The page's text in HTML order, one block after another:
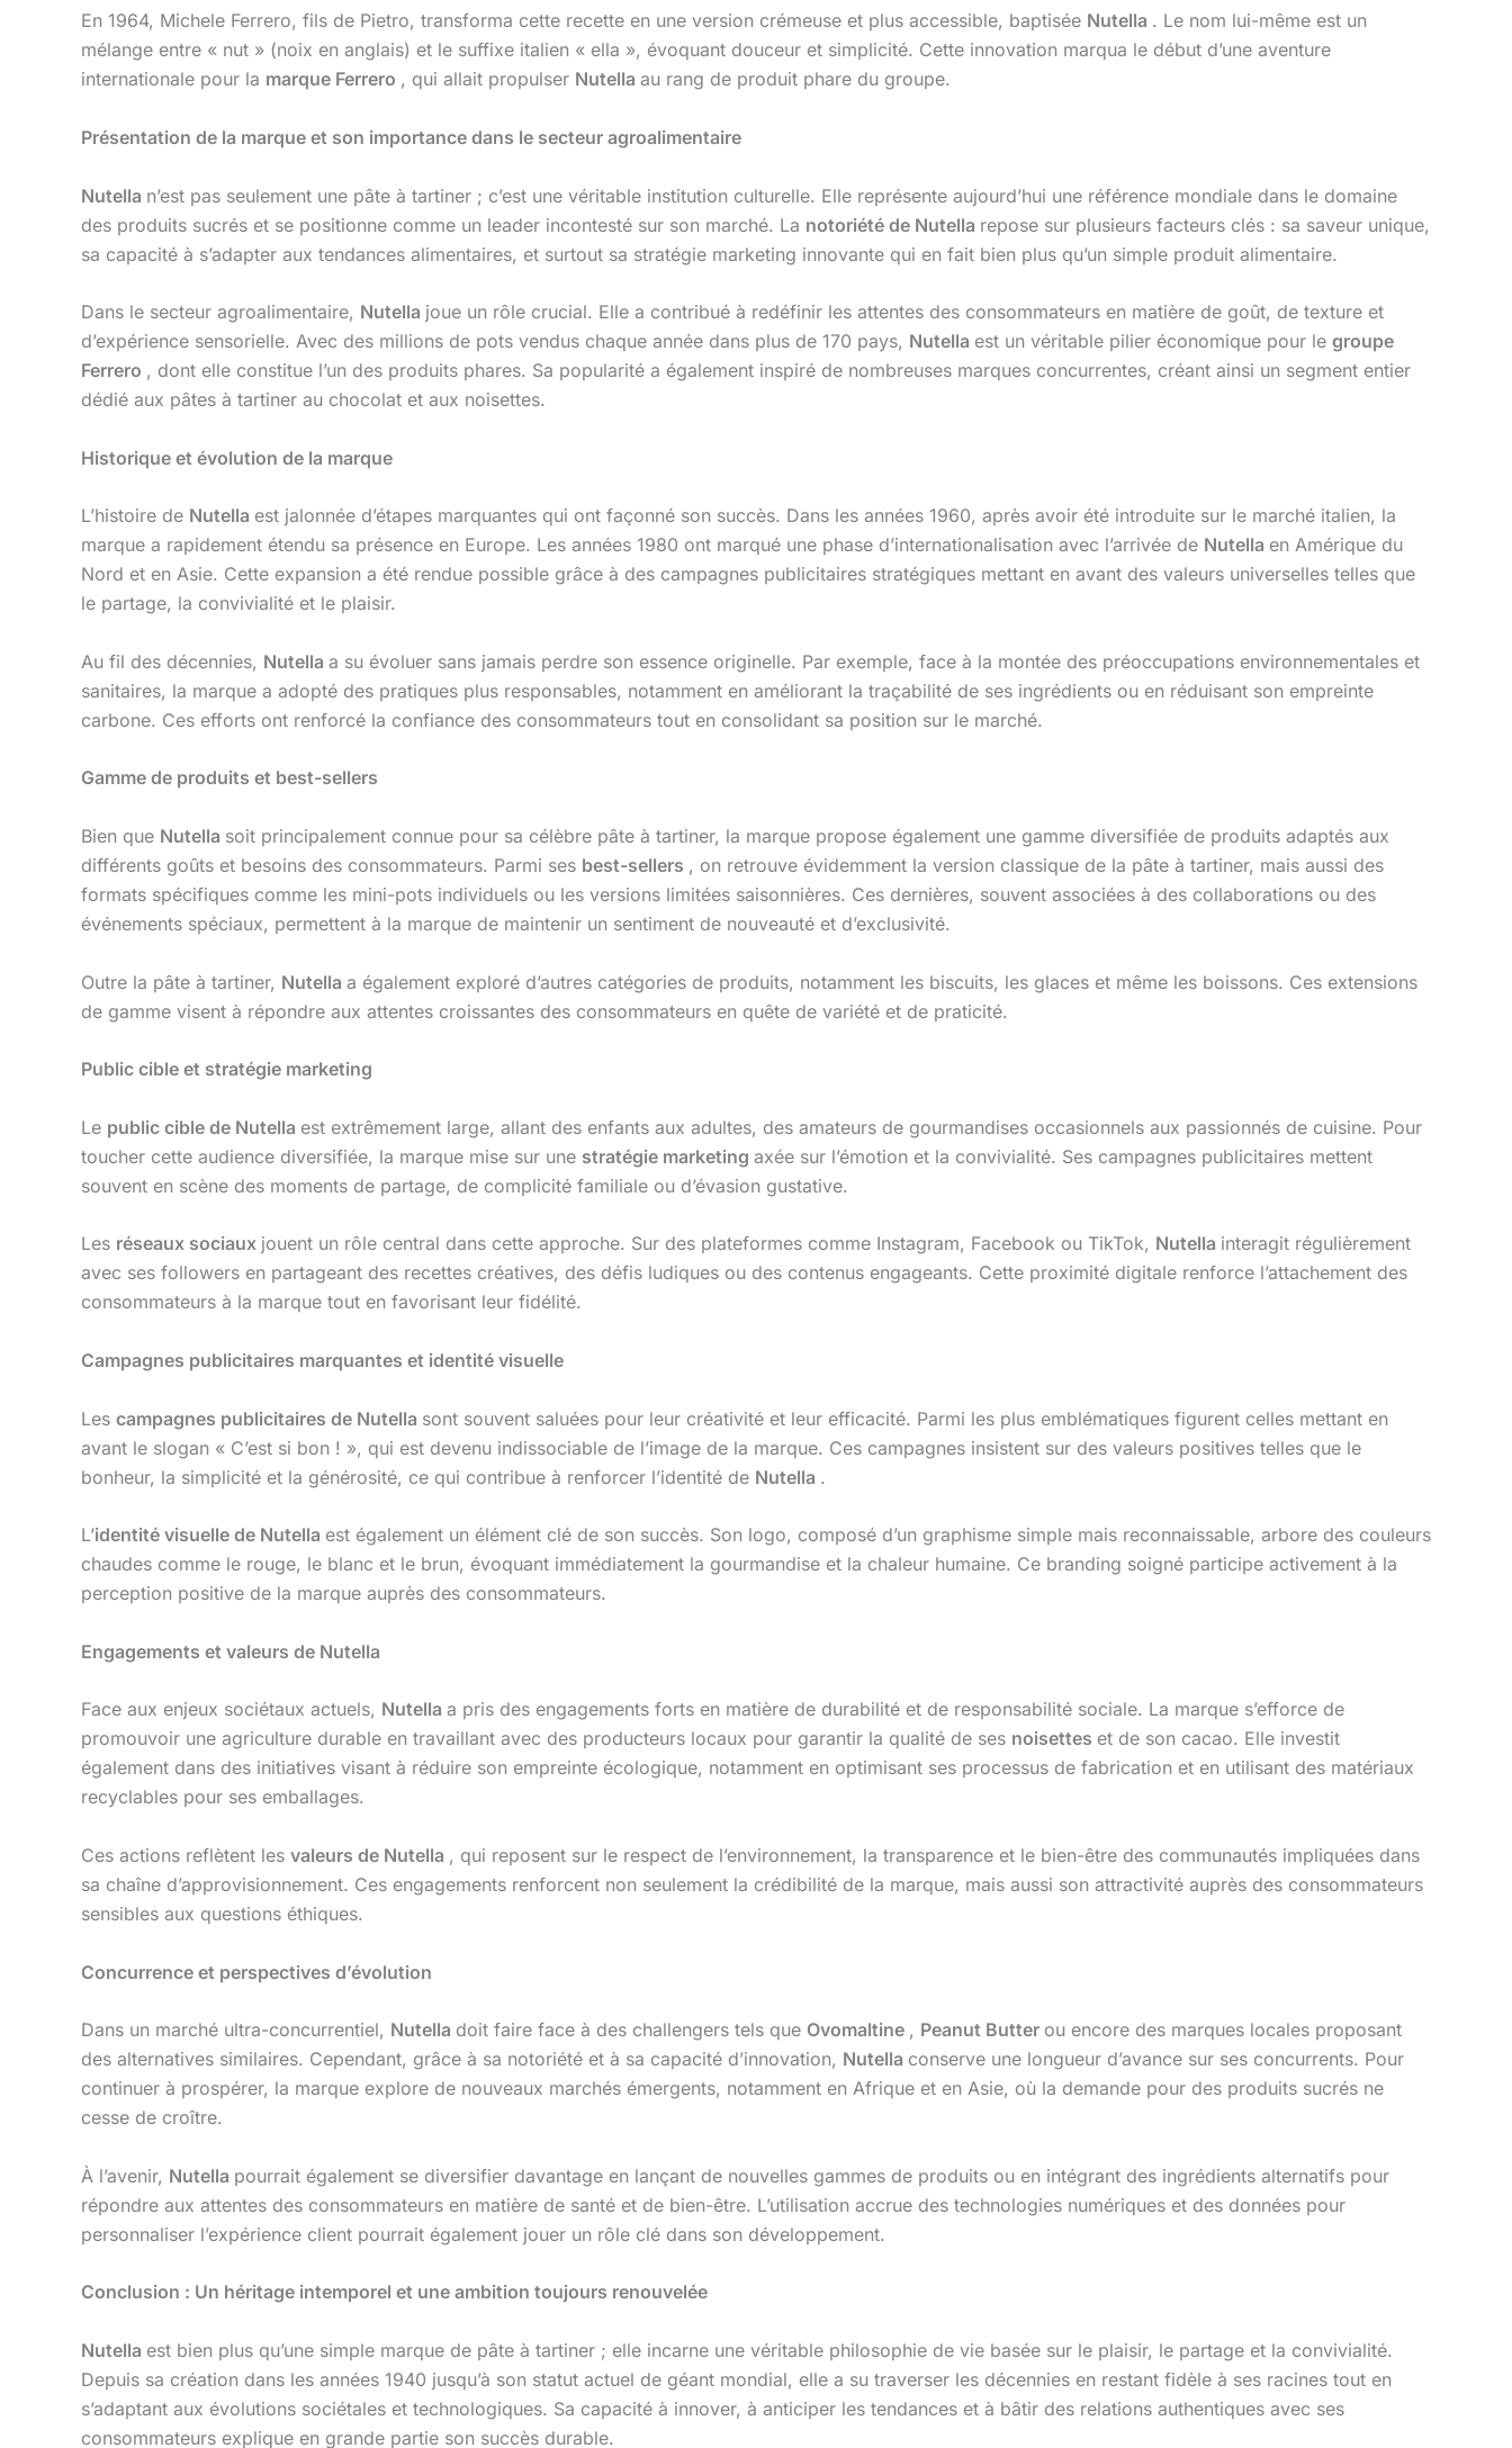
En 1964, Michele Ferrero, fils de Pietro, transforma cette recette en une version crémeuse et plus accessible, baptisée Nutella . Le nom lui-même est un
mélange entre « nut » (noix en anglais) et le suffixe italien « ella », évoquant douceur et simplicité. Cette innovation marqua le début d’une aventure
internationale pour la marque Ferrero , qui allait propulser Nutella au rang de produit phare du groupe.
Présentation de la marque et son importance dans le secteur agroalimentaire
Nutella n’est pas seulement une pâte à tartiner ; c’est une véritable institution culturelle. Elle représente aujourd’hui une référence mondiale dans le domaine
des produits sucrés et se positionne comme un leader incontesté sur son marché. La notoriété de Nutella repose sur plusieurs facteurs clés : sa saveur unique,
sa capacité à s’adapter aux tendances alimentaires, et surtout sa stratégie marketing innovante qui en fait bien plus qu’un simple produit alimentaire.
Dans le secteur agroalimentaire, Nutella joue un rôle crucial. Elle a contribué à redéfinir les attentes des consommateurs en matière de goût, de texture et
d’expérience sensorielle. Avec des millions de pots vendus chaque année dans plus de 170 pays, Nutella est un véritable pilier économique pour le groupe
Ferrero , dont elle constitue l’un des produits phares. Sa popularité a également inspiré de nombreuses marques concurrentes, créant ainsi un segment entier
dédié aux pâtes à tartiner au chocolat et aux noisettes.
Historique et évolution de la marque
L’histoire de Nutella est jalonnée d’étapes marquantes qui ont façonné son succès. Dans les années 1960, après avoir été introduite sur le marché italien, la
marque a rapidement étendu sa présence en Europe. Les années 1980 ont marqué une phase d’internationalisation avec l’arrivée de Nutella en Amérique du
Nord et en Asie. Cette expansion a été rendue possible grâce à des campagnes publicitaires stratégiques mettant en avant des valeurs universelles telles que
le partage, la convivialité et le plaisir.
Au fil des décennies, Nutella a su évoluer sans jamais perdre son essence originelle. Par exemple, face à la montée des préoccupations environnementales et
sanitaires, la marque a adopté des pratiques plus responsables, notamment en améliorant la traçabilité de ses ingrédients ou en réduisant son empreinte
carbone. Ces efforts ont renforcé la confiance des consommateurs tout en consolidant sa position sur le marché.
Gamme de produits et best-sellers
Bien que Nutella soit principalement connue pour sa célèbre pâte à tartiner, la marque propose également une gamme diversifiée de produits adaptés aux
différents goûts et besoins des consommateurs. Parmi ses best-sellers , on retrouve évidemment la version classique de la pâte à tartiner, mais aussi des
formats spécifiques comme les mini-pots individuels ou les versions limitées saisonnières. Ces dernières, souvent associées à des collaborations ou des
événements spéciaux, permettent à la marque de maintenir un sentiment de nouveauté et d’exclusivité.
Outre la pâte à tartiner, Nutella a également exploré d’autres catégories de produits, notamment les biscuits, les glaces et même les boissons. Ces extensions
de gamme visent à répondre aux attentes croissantes des consommateurs en quête de variété et de praticité.
Public cible et stratégie marketing
Le public cible de Nutella est extrêmement large, allant des enfants aux adultes, des amateurs de gourmandises occasionnels aux passionnés de cuisine. Pour
toucher cette audience diversifiée, la marque mise sur une stratégie marketing axée sur l’émotion et la convivialité. Ses campagnes publicitaires mettent
souvent en scène des moments de partage, de complicité familiale ou d’évasion gustative.
Les réseaux sociaux jouent un rôle central dans cette approche. Sur des plateformes comme Instagram, Facebook ou TikTok, Nutella interagit régulièrement
avec ses followers en partageant des recettes créatives, des défis ludiques ou des contenus engageants. Cette proximité digitale renforce l’attachement des
consommateurs à la marque tout en favorisant leur fidélité.
Campagnes publicitaires marquantes et identité visuelle
Les campagnes publicitaires de Nutella sont souvent saluées pour leur créativité et leur efficacité. Parmi les plus emblématiques figurent celles mettant en
avant le slogan « C’est si bon ! », qui est devenu indissociable de l’image de la marque. Ces campagnes insistent sur des valeurs positives telles que le
bonheur, la simplicité et la générosité, ce qui contribue à renforcer l’identité de Nutella .
L’identité visuelle de Nutella est également un élément clé de son succès. Son logo, composé d’un graphisme simple mais reconnaissable, arbore des couleurs
chaudes comme le rouge, le blanc et le brun, évoquant immédiatement la gourmandise et la chaleur humaine. Ce branding soigné participe activement à la
perception positive de la marque auprès des consommateurs.
Engagements et valeurs de Nutella
Face aux enjeux sociétaux actuels, Nutella a pris des engagements forts en matière de durabilité et de responsabilité sociale. La marque s’efforce de
promouvoir une agriculture durable en travaillant avec des producteurs locaux pour garantir la qualité de ses noisettes et de son cacao. Elle investit
également dans des initiatives visant à réduire son empreinte écologique, notamment en optimisant ses processus de fabrication et en utilisant des matériaux
recyclables pour ses emballages.
Ces actions reflètent les valeurs de Nutella , qui reposent sur le respect de l’environnement, la transparence et le bien-être des communautés impliquées dans
sa chaîne d’approvisionnement. Ces engagements renforcent non seulement la crédibilité de la marque, mais aussi son attractivité auprès des consommateurs
sensibles aux questions éthiques.
Concurrence et perspectives d’évolution
Dans un marché ultra-concurrentiel, Nutella doit faire face à des challengers tels que Ovomaltine , Peanut Butter ou encore des marques locales proposant
des alternatives similaires. Cependant, grâce à sa notoriété et à sa capacité d’innovation, Nutella conserve une longueur d’avance sur ses concurrents. Pour
continuer à prospérer, la marque explore de nouveaux marchés émergents, notamment en Afrique et en Asie, où la demande pour des produits sucrés ne
cesse de croître.
À l’avenir, Nutella pourrait également se diversifier davantage en lançant de nouvelles gammes de produits ou en intégrant des ingrédients alternatifs pour
répondre aux attentes des consommateurs en matière de santé et de bien-être. L’utilisation accrue des technologies numériques et des données pour
personnaliser l’expérience client pourrait également jouer un rôle clé dans son développement.
Conclusion : Un héritage intemporel et une ambition toujours renouvelée
Nutella est bien plus qu’une simple marque de pâte à tartiner ; elle incarne une véritable philosophie de vie basée sur le plaisir, le partage et la convivialité.
Depuis sa création dans les années 1940 jusqu’à son statut actuel de géant mondial, elle a su traverser les décennies en restant fidèle à ses racines tout en
s’adaptant aux évolutions sociétales et technologiques. Sa capacité à innover, à anticiper les tendances et à bâtir des relations authentiques avec ses
consommateurs explique en grande partie son succès durable.